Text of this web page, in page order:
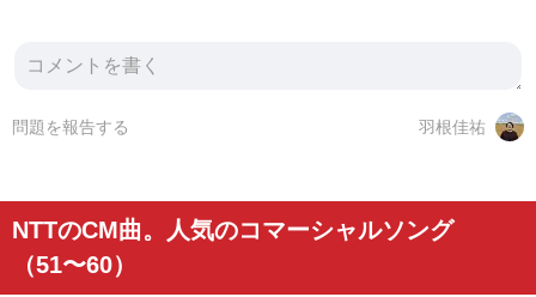
羽根佳祐
問題を報告する
NTTのCM曲。人気のコマーシャルソング
（51〜60）